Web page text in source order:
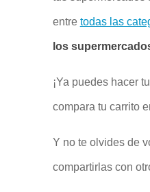
entre todas las
los
¡Ya puedes hacer
compara tu carrito
Y no te olvides de
compartirlas con